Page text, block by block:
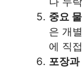
중요
은 개
에 직
포장